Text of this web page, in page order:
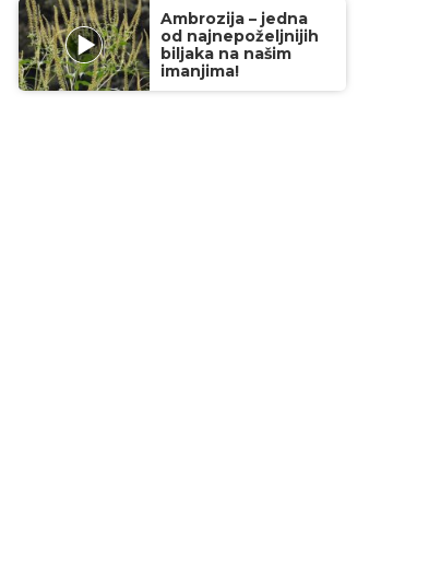
Ambrozija – jedna
od najnepoželjnijih
biljaka na našim
imanjima!